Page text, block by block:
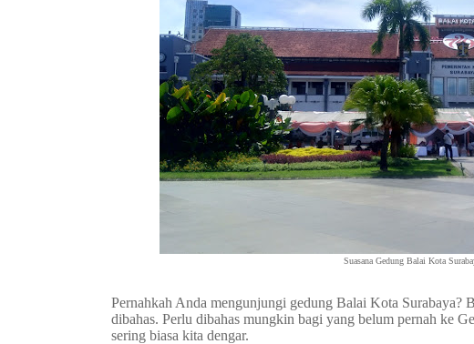
Suasana Gedung Balai Kota
Pernahkah Anda mengunjungi gedung Balai Kota Surabaya?
dibahas. Perlu dibahas mungkin bagi yang belum pernah ke
sering biasa kita dengar.